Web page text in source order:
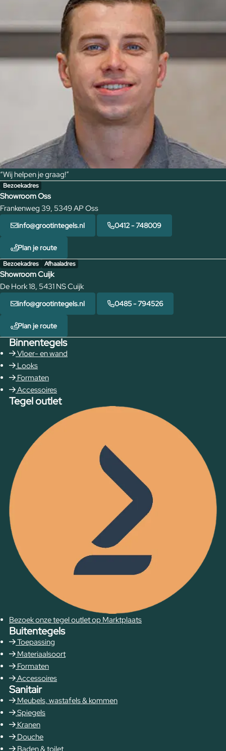
“Wij helpen je graag!”
Bezoekadres
Showroom Oss
Frankenweg 39, 5349 AP Oss
info@grootintegels.nl 0412 - 748009
Plan je route
Bezoekadres Afhaaladres
Showroom Cuijk
De Hork 18, 5431 NS Cuijk
info@grootintegels.nl 0485 - 794526
Plan je route
Binnentegels
Vloer- en wand
Looks
Formaten
Accessoires
Tegel outlet
Bezoek onze tegel outlet op Marktplaats
Buitentegels
Toepassing
Materiaalsoort
Formaten
Accessoires
Sanitair
Meubels, wastafels & kommen
Spiegels
Kranen
Douche